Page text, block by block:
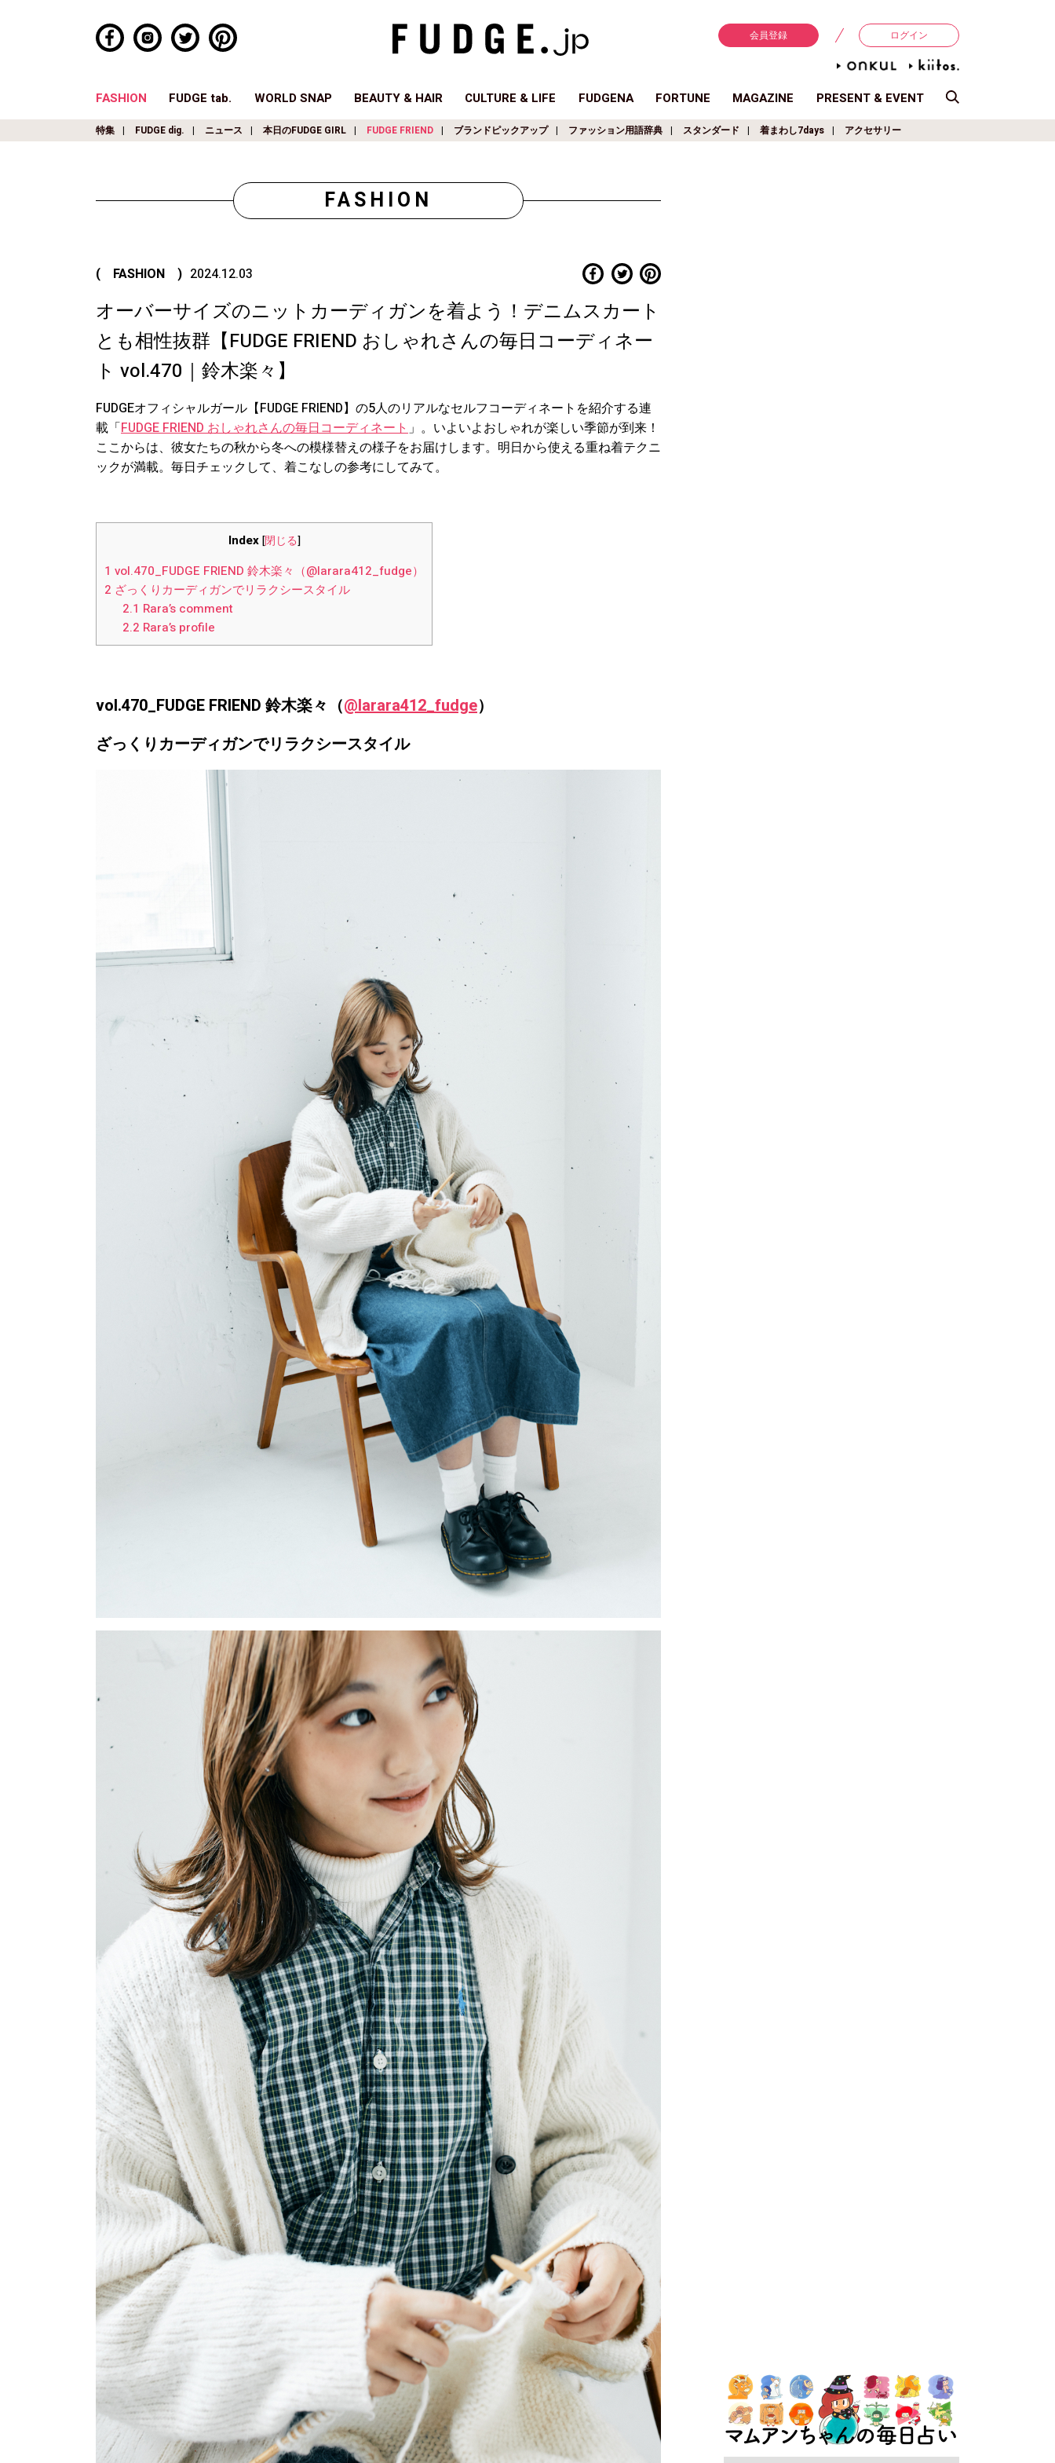
会員登録 ログイン
FASHION FUDGE tab. WORLD SNAP BEAUTY & HAIR CULTURE & LIFE FUDGENA FORTUNE MAGAZINE PRESENT & EVENT
特集 FUDGE dig. ニュース 本日のFUDGE GIRL FUDGE FRIEND ブランドピックアップ ファッション用語辞典 スタンダード 着まわし7days アクセサリー
FASHION
( FASHION ) 2024.12.03
オーバーサイズのニットカーディガンを着よう！デニムスカート
とも相性抜群【FUDGE FRIEND おしゃれさんの毎日コーディネー
ト vol.470｜鈴木楽々】
FUDGEオフィシャルガール【FUDGE FRIEND】の5人のリアルなセルフコーディネートを紹介する連
載「FUDGE FRIEND おしゃれさんの毎日コーディネート」。いよいよおしゃれが楽しい季節が到来！
ここからは、彼女たちの秋から冬への模様替えの様子をお届けします。明日から使える重ね着テクニ
ックが満載。毎日チェックして、着こなしの参考にしてみて。
Index [閉じる]
1 vol.470_FUDGE FRIEND 鈴木楽々（@larara412_fudge）
2 ざっくりカーディガンでリラクシースタイル
2.1 Rara’s comment
2.2 Rara’s profile
vol.470_FUDGE FRIEND 鈴木楽々（@larara412_fudge）
ざっくりカーディガンでリラクシースタイル